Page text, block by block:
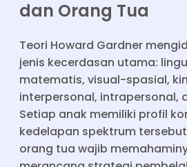
dan Orang Tua
Teori Howard Gardner
jenis kecerdasan utama:
matematis, visual-spasial,
interpersonal, intrapersonal,
Setiap anak memiliki profil
kedelapan spektrum
orang tua wajib